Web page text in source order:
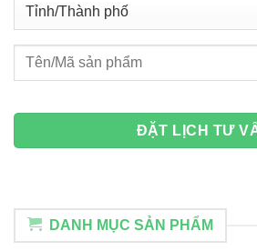
DANH MỤC SẢN PHẨM